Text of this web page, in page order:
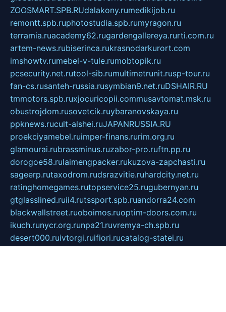
ZOOSMART.SPB.RUdalakony.rumedikijob.ru
remontt.spb.ruphotostudia.spb.rumyragon.ru
terramia.ruacademy62.rugardengallereya.rurti.com.ru
artem-news.rubiserinca.rukrasnodarkurort.com
imshowtv.rumebel-v-tule.rumobtopik.ru
pcsecurity.net.rutool-sib.rumultimetrunit.rusp-tour.ru
fan-cs.rusanteh-russia.rusymbian9.net.ruDSHAIR.RU
tmmotors.spb.ruxjocuricopii.commusavtomat.msk.ru
obustrojdom.rusovetcik.ruybaranovskaya.ru
ppknews.rucult-alshei.ruJAPANRUSSIA.RU
proekciyamebel.ruimper-finans.rurim.org.ru
glamourai.rubrassminus.ruzabor-pro.ruftn.pp.ru
dorogoe58.rulaimengpacker.rukuzova-zapchasti.ru
sageerp.rutaxodrom.rudsrazvitie.ruhardcity.net.ru
ratinghomegames.rutopservice25.rugubernyan.ru
gtglasslined.ruii4.rutssport.spb.ruandorra24.com
blackwallstreet.ruoboimos.ruoptim-doors.com.ru
ikuch.runycr.org.runpa21.ruvremya-ch.spb.ru
desert000.ruivtorgi.ruifiori.rucatalog-statei.ru